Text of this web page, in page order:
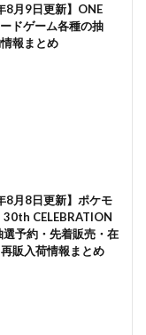
8月9日更新】ONE
ードゲーム各種の抽
報まとめ
8月8日更新】ポケモ
30th CELEBRATION
予約・先着販売・在
販入荷情報まとめ